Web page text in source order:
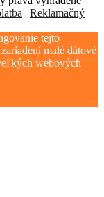
| Reklamačný
tejto
malé dátové
webových